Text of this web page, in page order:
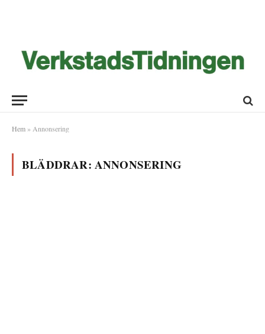
Hem » Annonsering
BLÄDDRAR: ANNONSERING